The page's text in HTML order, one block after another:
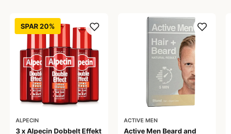
SPAR 20%
ALPECIN
3 x Alpecin Dobbelt Effekt
ACTIVE MEN
Active Men Beard and